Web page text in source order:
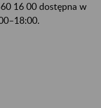
16 00 dostępna w